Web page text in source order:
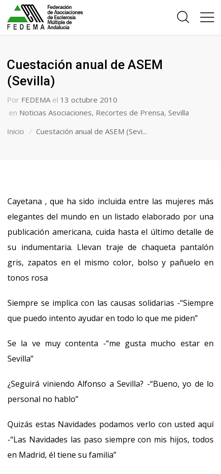
Cuestación anual de ASEM
(Sevilla)
Por FEDEMA el 13 octubre 2010
en Noticias Asociaciones, Recortes de Prensa,Sevilla
Inicio
Cuestación anual de ASEM (Sevi...
Cayetana , que ha sido incluida entre las mujeres más
elegantes del mundo en un listado elaborado por una
publicación americana, cuida hasta el último detalle de
su indumentaria. Llevan traje de chaqueta pantalón
gris, zapatos en el mismo color, bolso y pañuelo en
tonos rosa
Siempre se implica con las causas solidarias -“Siempre
que puedo intento ayudar en todo lo que me piden”
Se la ve muy contenta -“me gusta mucho estar en
Sevilla”
¿Seguirá viniendo Alfonso a Sevilla? -“Bueno, yo de lo
personal no hablo”
Quizás estas Navidades podamos verlo con usted aquí
-“Las Navidades las paso siempre con mis hijos, todos
en Madrid, él tiene su familia”